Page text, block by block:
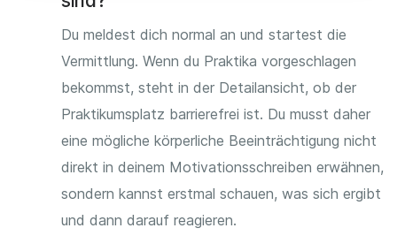
Du meldest dich normal an und startest die
Vermittlung. Wenn du Praktika vorgeschlagen
bekommst, steht in der Detailansicht, ob der
Praktikumsplatz barrierefrei ist. Du musst daher
eine mögliche körperliche Beeinträchtigung nicht
direkt in deinem Motivationsschreiben erwähnen,
sondern kannst erstmal schauen, was sich ergibt
und dann darauf reagieren.